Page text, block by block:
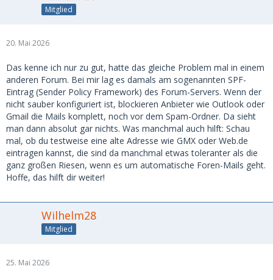
Mitglied
20. Mai 2026
Das kenne ich nur zu gut, hatte das gleiche Problem mal in einem
anderen Forum. Bei mir lag es damals am sogenannten SPF-
Eintrag (Sender Policy Framework) des Forum-Servers. Wenn der
nicht sauber konfiguriert ist, blockieren Anbieter wie Outlook oder
Gmail die Mails komplett, noch vor dem Spam-Ordner. Da sieht
man dann absolut gar nichts. Was manchmal auch hilft: Schau
mal, ob du testweise eine alte Adresse wie GMX oder Web.de
eintragen kannst, die sind da manchmal etwas toleranter als die
ganz großen Riesen, wenn es um automatische Foren-Mails geht.
Hoffe, das hilft dir weiter!
Wilhelm28
Mitglied
25. Mai 2026